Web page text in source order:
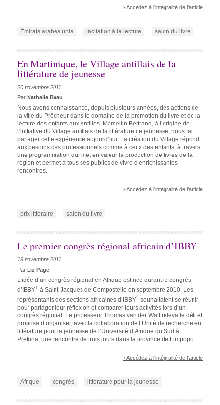
› Accédez à l'intégralité de l'article
Émirats arabes unis incitation à la lecture salon du livre
En Martinique, le Village antillais de la
littérature de jeunesse
20 novembre 2011
Par Nathalie Beau
Nous avons connaissance, depuis plusieurs années, des actions de
la ville du Prêcheur dans le domaine de la promotion du livre et de la
lecture des enfants aux Antilles. Marcellin Bertrand, à l’origine de
l’initiative du Village antillais de la littérature de jeunesse, nous fait
partager cette expérience aujourd’hui. La création du Village répond
aux besoins des professionnels comme à ceux des enfants, à travers
une programmation qui met en valeur la production de livres de la
région et permet à tous ses publics de vivre d’enrichissantes
rencontres.
› Accédez à l'intégralité de l'article
prix littéraire salon du livre
Le premier congrès régional africain d’IBBY
19 novembre 2011
Par Liz Page
L’idée d’un congrès régional en Afrique est née durant le congrès
d’IBBY1 à Saint-Jacques de Compostelle en septembre 2010. Les
représentants des sections africaines d’IBBY2 souhaitaient se réunir
pour partager leur réflexion et comparer leurs activités lors d’un
congrès régional. Le professeur Thomas van der Walt releva le défi et
proposa d’organiser, avec la collaboration de l’Unité de recherche en
littérature pour la jeunesse de l’Université d’Afrique du Sud à
Pretoria, une rencontre de trois jours dans la province de Limpopo.
› Accédez à l'intégralité de l'article
Afrique congrès littérature pour la jeunesse